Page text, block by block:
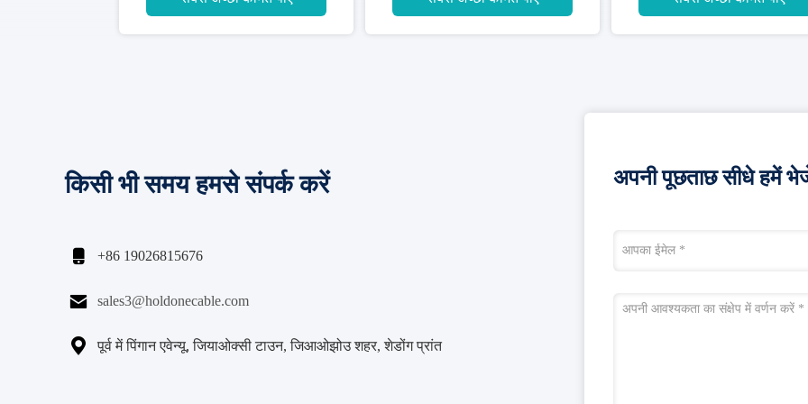
किसी भी समय हमसे संपर्क करें
 +86 19026815676
 sales3@holdonecable.com
 पूर्व में पिंगान एवेन्यू, जियाओक्सी टाउन, जिआओझोउ शहर, शेडोंग प्रांत
अपनी पूछताछ सीधे हमें